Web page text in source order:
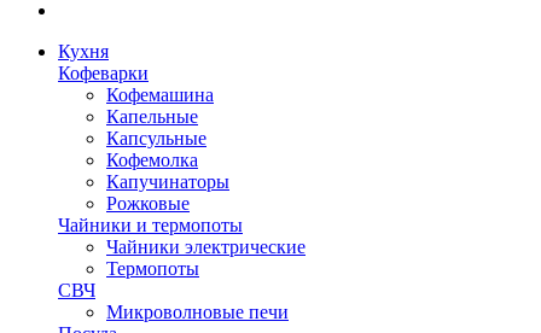
Кухня
Кофеварки
Кофемашина
Капельные
Капсульные
Кофемолка
Капучинаторы
Рожковые
Чайники и термопоты
Чайники электрические
Термопоты
СВЧ
Микроволновые печи